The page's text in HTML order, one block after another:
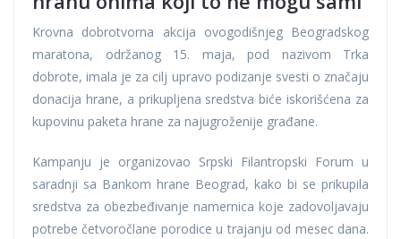
Krovna dobrotvorna akcija ovogodišnjeg Beogradskog
maratona, održanog 15. maja, pod nazivom Trka
dobrote, imala je za cilj upravo podizanje svesti o značaju
donacija hrane, a prikupljena sredstva biće iskorišćena za
kupovinu paketa hrane za najugroženije građane.
Kampanju je organizovao Srpski Filantropski Forum u
saradnji sa Bankom hrane Beograd, kako bi se prikupila
sredstva za obezbeđivanje namernica koje zadovoljavaju
potrebe četvoročlane porodice u trajanju od mesec dana.